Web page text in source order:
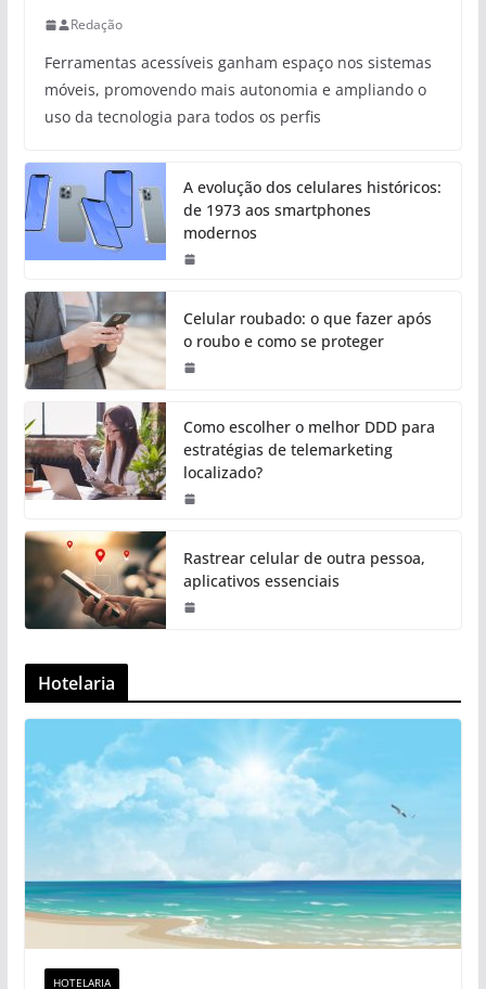
Redação
Ferramentas acessíveis ganham espaço nos sistemas
móveis, promovendo mais autonomia e ampliando o
uso da tecnologia para todos os perfis
A evolução dos celulares históricos:
de 1973 aos smartphones
modernos
Celular roubado: o que fazer após
o roubo e como se proteger
Como escolher o melhor DDD para
estratégias de telemarketing
localizado?
Rastrear celular de outra pessoa,
aplicativos essenciais
Hotelaria
HOTELARIA